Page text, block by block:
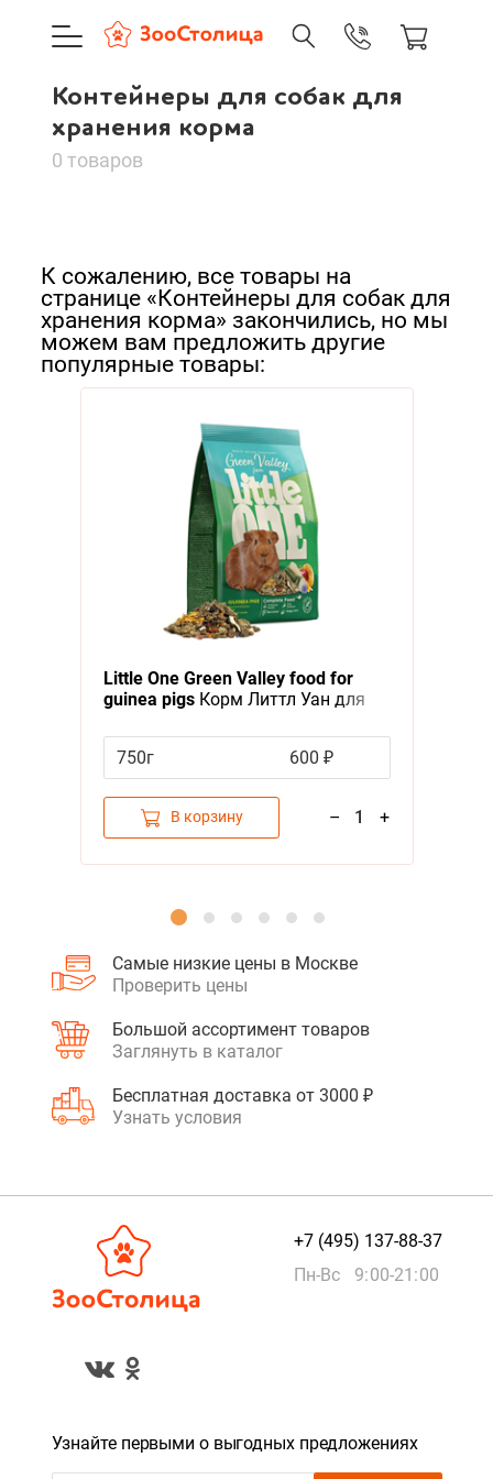
Контейнеры для собак для
хранения корма
0 товаров
К сожалению, все товары на
странице «Контейнеры для собак для
хранения корма» закончились, но мы
можем вам предложить другие
популярные товары:
Little One Green Valley food for
guinea pigsКорм Литтл Уан для
750г
600 ₽
В корзину – 1 +
Самые низкие цены в Москве
Проверить цены
Большой ассортимент товаров
Заглянуть в каталог
Бесплатная доставка от 3000 ₽
Узнать условия
Контейнеры для
собак для хранения
корма
По нашему
По популярности
Cначала дешевые
г. Москва
Каталог товаров
О компании
+7 (495) 137-88-37
Пн-Вс 9:00-21:00
Узнайте первыми о выгодных предложениях